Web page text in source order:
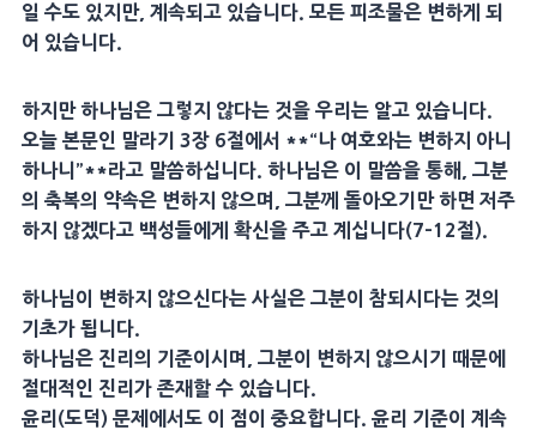
일 수도 있지만, 계속되고 있습니다. 모든 피조물은 변하게 되
어 있습니다.
하지만 하나님은 그렇지 않다는 것을 우리는 알고 있습니다.
오늘 본문인 말라기 3장 6절에서 **“나 여호와는 변하지 아니
하나니”**라고 말씀하십니다. 하나님은 이 말씀을 통해, 그분
의 축복의 약속은 변하지 않으며, 그분께 돌아오기만 하면 저주
하지 않겠다고 백성들에게 확신을 주고 계십니다(7–12절).
하나님이 변하지 않으신다는 사실은 그분이 참되시다는 것의
기초가 됩니다.
하나님은 진리의 기준이시며, 그분이 변하지 않으시기 때문에
절대적인 진리가 존재할 수 있습니다.
윤리(도덕) 문제에서도 이 점이 중요합니다. 윤리 기준이 계속